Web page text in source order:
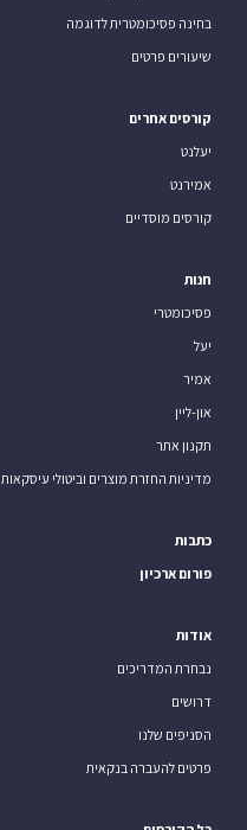
בחינה פסיכומטרית לדוגמה
שיעורים פרטים
קורסים אחרים
יעלנט
אמירנט
קורסים מוסדיים
חנות
פסיכומטרי
יעל
אמיר
און-ליין
תקנון אתר
מדיניות החזרת מוצרים וביטולי עיסקאות
כתבות
פורום ארכיון
אודות
נבחרת המדריכים
דרושים
הסניפים שלנו
פרטים להעברה בנקאית